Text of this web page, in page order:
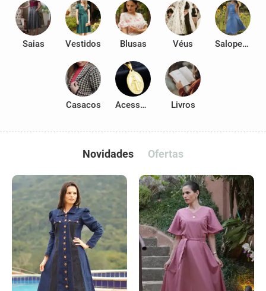
Saias Vestidos Blusas Véus Salopetes
Casacos Acessórios Livros
Novidades Ofertas